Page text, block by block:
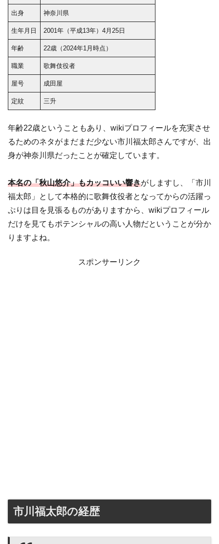
出身 神奈川県
生年月日 2001年（平成13年）4月25日
年齢 22歳（2024年1月時点）
職業 歌舞伎役者
屋号 成田屋
定紋 三升
年齢22歳ということもあり、wikiプロフィールを充実させ
るためのネタがまだまだ少ない市川福太郎さんですが、出
身が神奈川県だったことが確定しています。
本名の「秋山悠介」もカッコいい響きがしますし、「市川
福太郎」として本格的に歌舞伎役者となってからの活躍っ
ぷりは目を見張るものがありますから、wikiプロフィール
だけを見てもポテンシャルの高い人物だということが分か
りますよね。
スポンサーリンク
市川福太郎の経歴